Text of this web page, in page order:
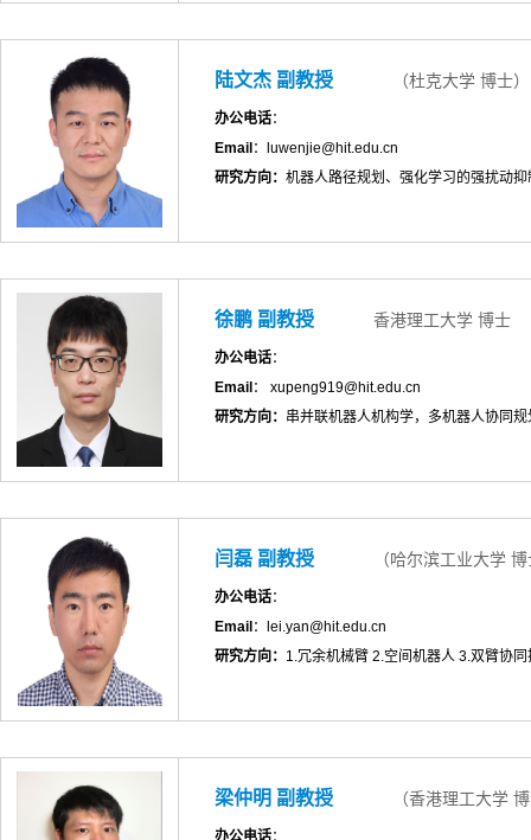
陆文杰 副教授 （杜克大学 博士）
办公电话：
Email ：luwenjie@hit.edu.cn
研究方向： 机器人路径规划、强化学习的强扰动
徐鹏 副教授 香港理工大学 博士
办公电话：
Email ： xupeng919@hit.edu.cn
研究方向： 串并联机器人机构学，多机器人协同
闫磊 副教授 （哈尔滨工业大学
办公电话：
Email ：lei.yan@hit.edu.cn
研究方向： 1.冗余机械臂 2.空间机器人 3.双臂协
梁仲明 副教授 （香港理工大学
办公电话：